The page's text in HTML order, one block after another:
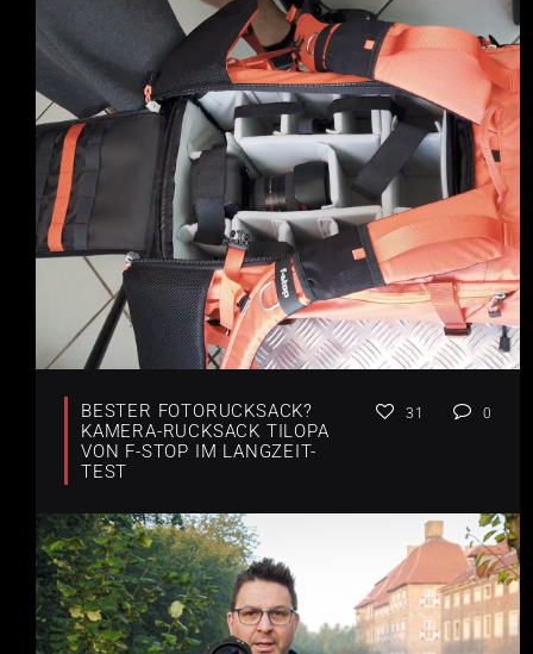
BESTER FOTORUCKSACK?
KAMERA-RUCKSACK TILOPA
VON F-STOP IM LANGZEIT-
TEST
31 0